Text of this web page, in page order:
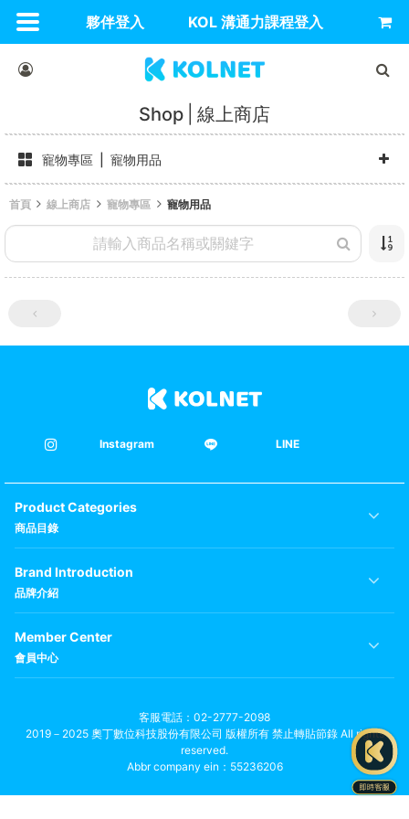
夥伴登入 KOL 溝通力課程登入
Shop 線上商店
寵物專區 寵物用品
首頁 線上商店 寵物專區 寵物用品
Instagram LINE
Product Categories
商品目錄
Brand Introduction
品牌介紹
Member Center
會員中心
客服電話
02-2777-2098
2019－2025 奧丁數位科技股份有限公司 版權所有 禁止轉貼節錄 All rights
reserved.
Abbr company ein：55236206